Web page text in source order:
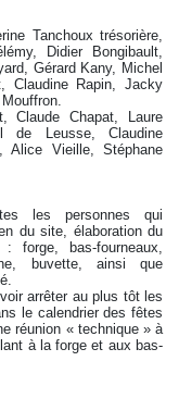
Tanchoux trésorière,
Didier Bongibault,
Gérard Kany, Michel
Claudine Rapin, Jacky
Claude Chapat, Laure
de Leusse, Claudine
Alice Vieille, Stéphane
les personnes qui
du site, élaboration du
forge, bas-fourneaux,
buvette, ainsi que
arrêter au plus tôt les
le calendrier des fêtes
réunion « technique » à
à la forge et aux bas-